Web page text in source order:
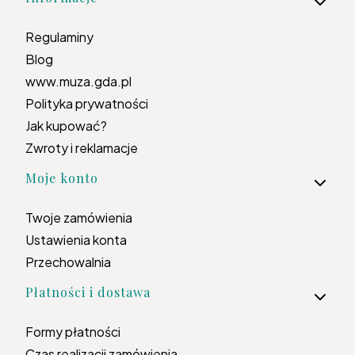
Regulaminy
Blog
www.muza.gda.pl
Polityka prywatności
Jak kupować?
Zwroty i reklamacje
Moje konto
Twoje zamówienia
Ustawienia konta
Przechowalnia
Płatności i dostawa
Formy płatności